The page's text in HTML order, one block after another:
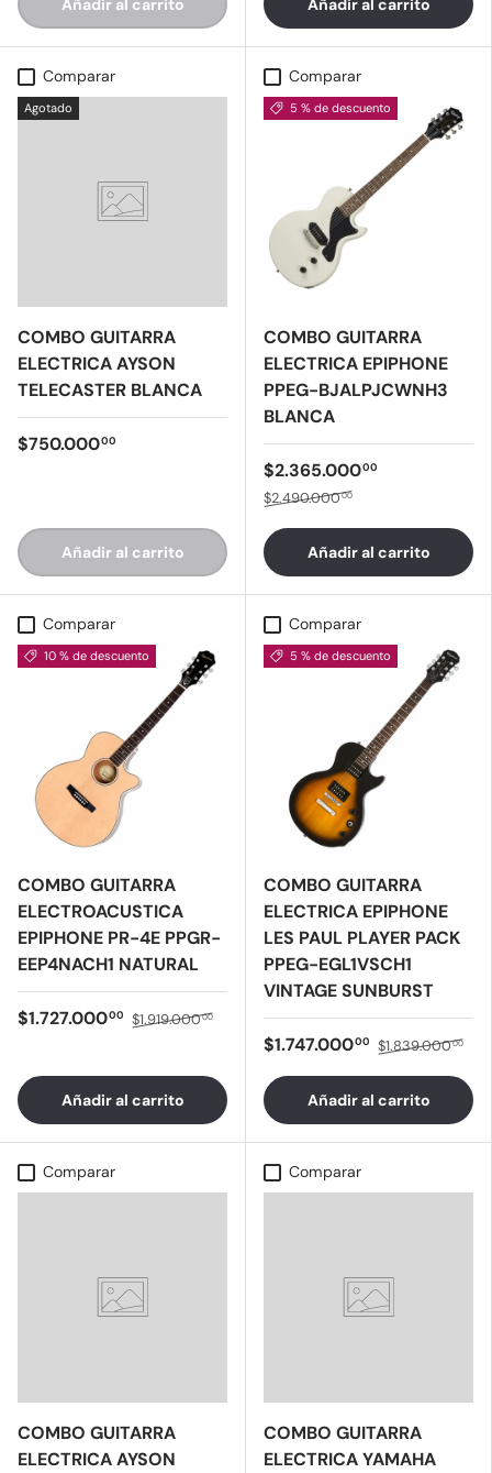
Añadir al carrito Añadir al carrito
Comparar
Agotado
COMBO GUITARRA
ELECTRICA AYSON
TELECASTER BLANCA
$750.00000
Añadir al carrito
Comparar
5 % de descuento
COMBO GUITARRA
ELECTRICA EPIPHONE
PPEG-BJALPJCWNH3
BLANCA
$2.365.00000
$2.490.00000
Añadir al carrito
Comparar
10 % de descuento
COMBO GUITARRA
ELECTROACUSTICA
EPIPHONE PR-4E PPGR-
EEP4NACH1 NATURAL
$1.727.00000 $1.919.00000
Añadir al carrito
Comparar
5 % de descuento
COMBO GUITARRA
ELECTRICA EPIPHONE
LES PAUL PLAYER PACK
PPEG-EGL1VSCH1
VINTAGE SUNBURST
$1.747.00000 $1.839.00000
Añadir al carrito
Comparar
COMBO GUITARRA
ELECTRICA AYSON
Comparar
COMBO GUITARRA
ELECTRICA YAMAHA